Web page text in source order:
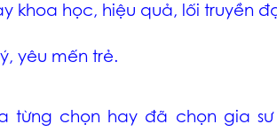
khoa học, hiệu quả, lối truyền
yêu mến trẻ.
từng chọn hay đã chọn gia